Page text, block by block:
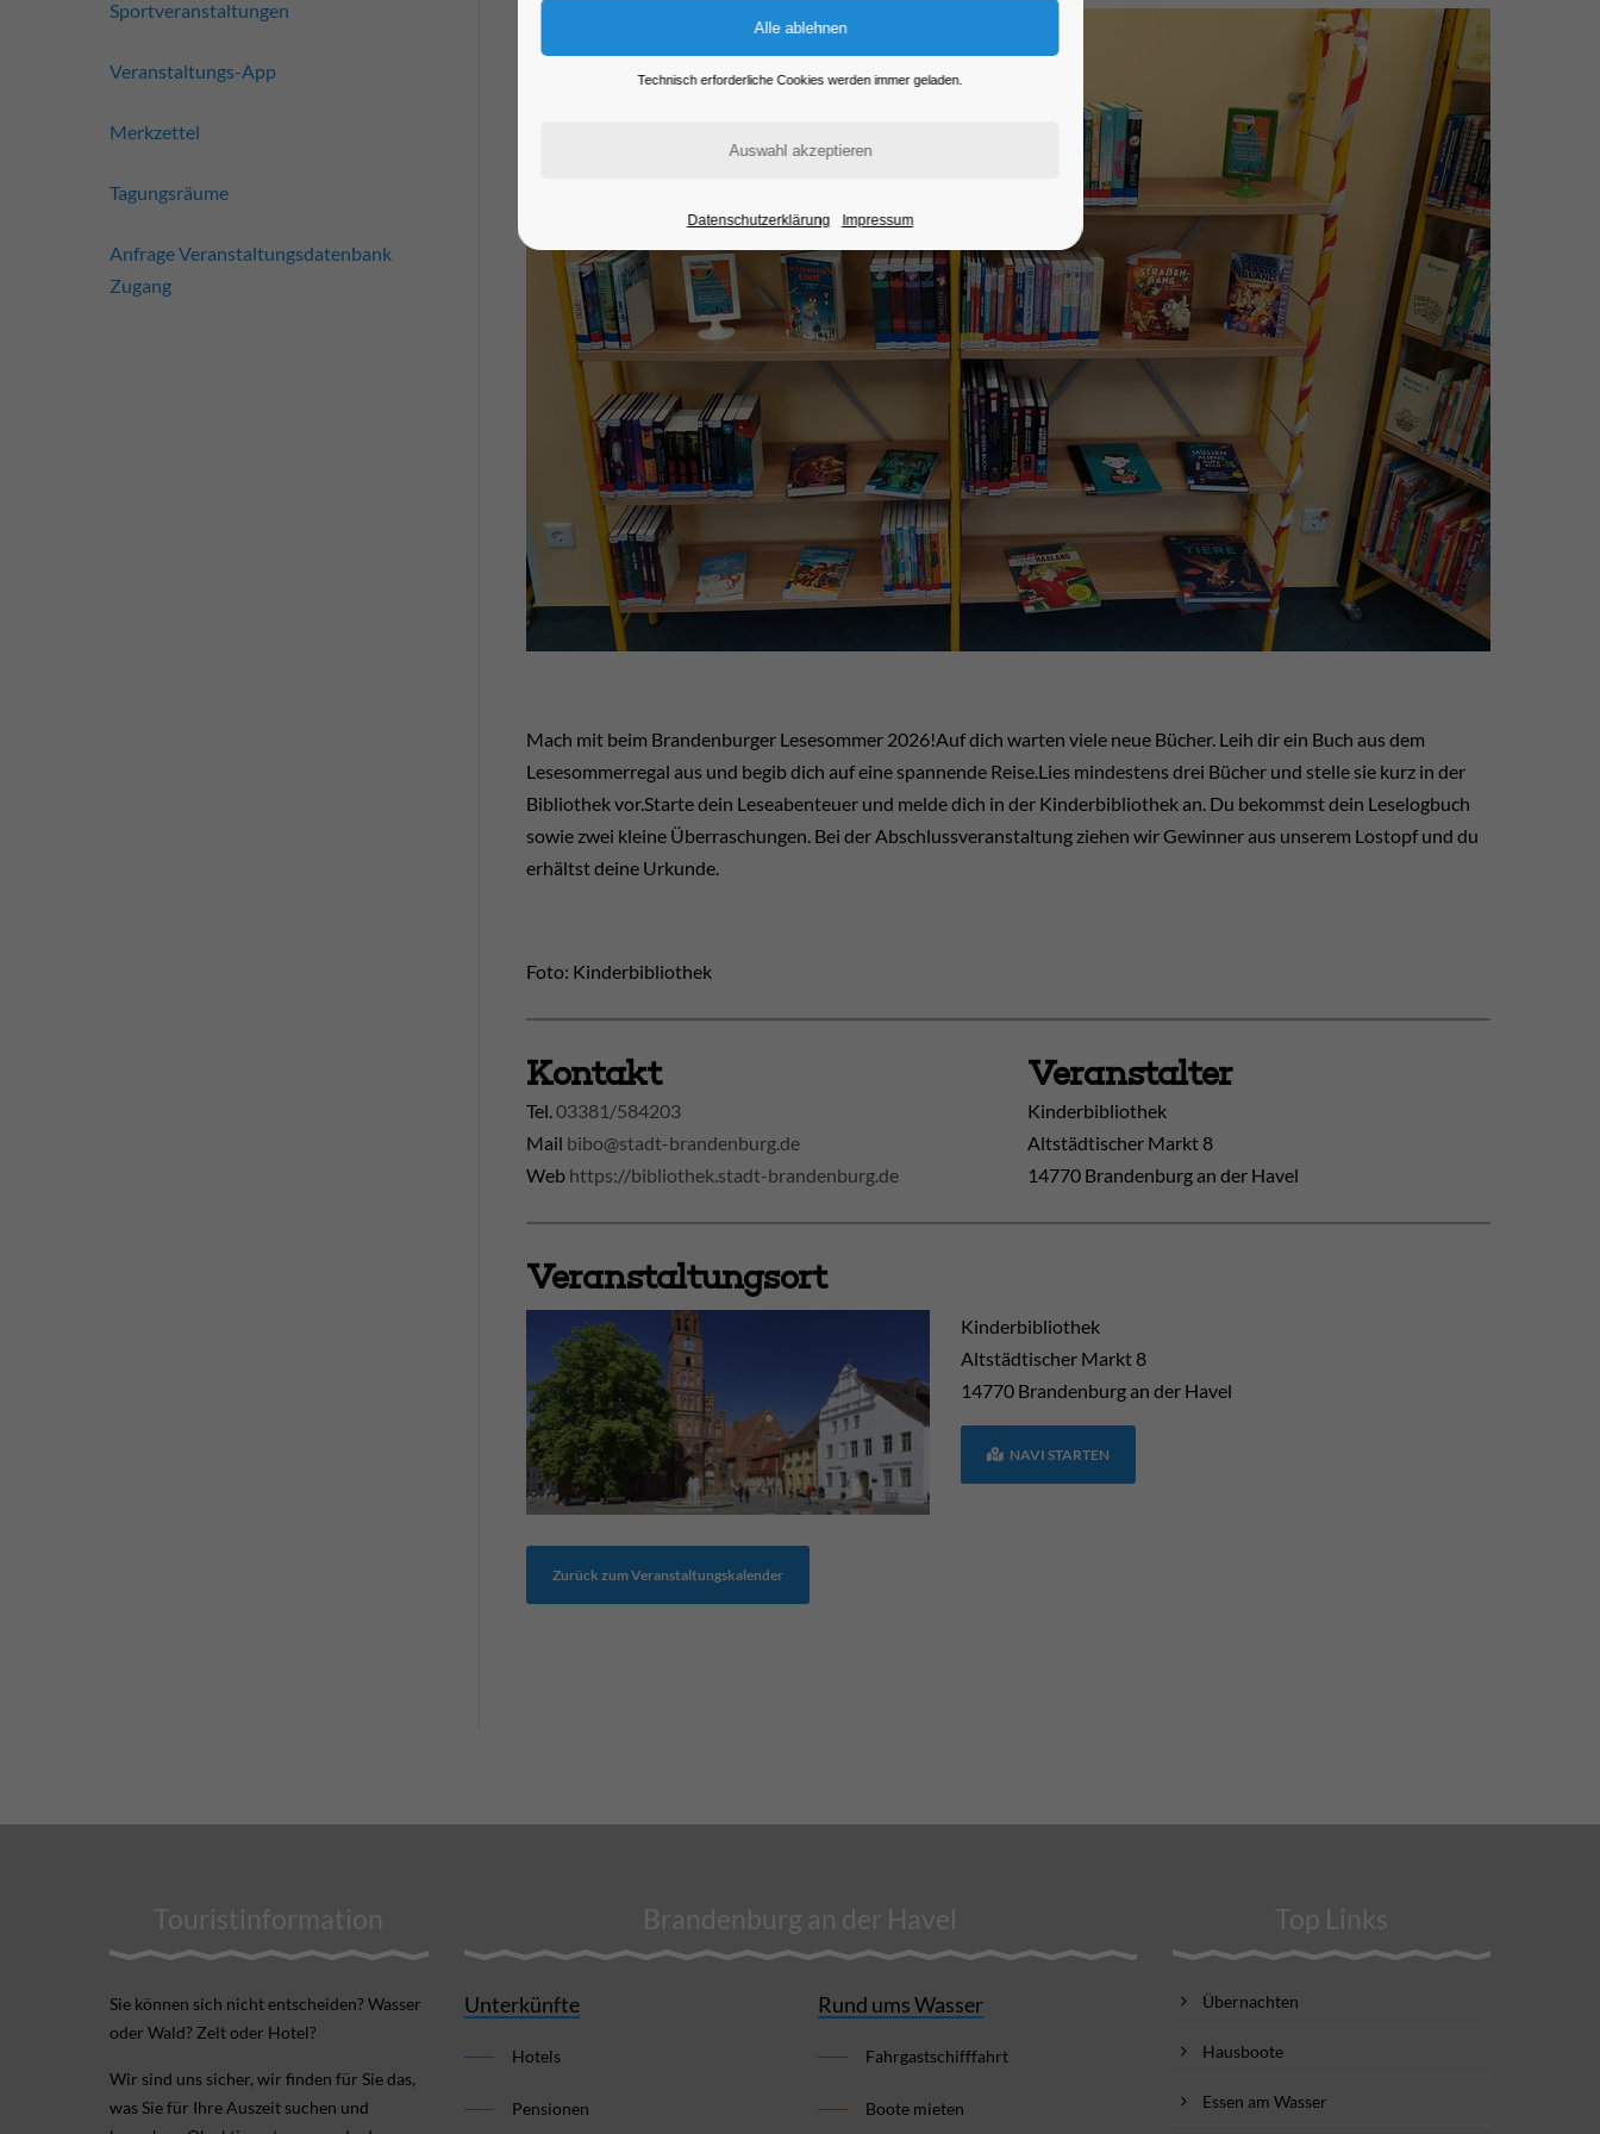
Mach mit beim Brandenburger Lesesommer 2026!Auf dich warten viele neue Bücher. Leih dir ein Buch aus dem
Lesesommerregal aus und begib dich auf eine spannende Reise.Lies mindestens drei Bücher und stelle sie kurz in der
Bibliothek vor.Starte dein Leseabenteuer und melde dich in der Kinderbibliothek an. Du bekommst dein Leselogbuch
sowie zwei kleine Überraschungen. Bei der Abschlussveranstaltung ziehen wir Gewinner aus unserem Lostopf und du
erhältst deine Urkunde.
Foto: Kinderbibliothek
Kontakt
Tel. 03381/584203
Mail bibo@stadt-brandenburg.de
Web https://bibliothek.stadt-brandenburg.de
Veranstalter
Kinderbibliothek
Altstädtischer Markt 8
14770 Brandenburg an der Havel
Veranstaltungsort
Kinderbibliothek
Altstädtischer Markt 8
14770 Brandenburg an der Havel
NAVI STARTEN
Zurück zum Veranstaltungskalender
Sportveranstaltungen
Veranstaltungs-App
Merkzettel
Tagungsräume
Anfrage Veranstaltungsdatenbank
Zugang
Touristinformation
Sie können sich nicht ent­scheiden? Wasser
oder Wald? Zelt oder Hotel?
Wir sind uns sicher, wir finden für Sie das,
was Sie für Ihre Aus­zeit suchen und
Brandenburg an der Havel
Unterkünfte
Hotels
Pensionen
Rund ums Wasser
Fahrgastschifffahrt
Boote mieten
Top Links
Übernachten
Hausboote
Essen am Wasser
Technisch erforderliche Cookies werden immer geladen.
Datenschutzerklärung Impressum